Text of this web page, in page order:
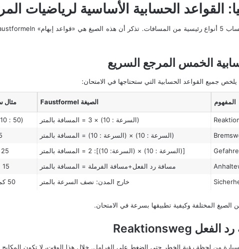
القواعد الحسابية الأساسية لرياضيات
الخمس المرجع السريع
جميع القواعد الحسابية التي ستحتاجها في الامتحان:
المفهوم الصيغة Faustformel مثال
(السرعة : 10) × 3 = المسافة بالمتر (50 : 10) × 3 = 15 متراً
(السرعة : 10) × (السرعة : 10) = المسافة بالمتر 5 × 5
[(السرعة : 10) × (السرعة: 10)]: 2 = المسافة بالمتر 25 : 2 = 12.5 متراً
مسافة رد الفعل+مسافة الفرملة = المسافة بالمتر 15 + 25 = 40 متراً
خارج المدن: نصف السرعة بالمتر 50 كم/س → 25 متراً
الصيغ المختلفة وكيفية تطبيقها بسرعة في الامتحان.
من لحظة رؤية الخطر حتى الضغط على الفرامل. خلال هذا الوقت، لا تكون